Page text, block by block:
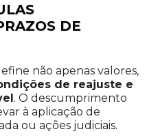
DE
não apenas valores,
de reajuste e
. O descumprimento
à aplicação de
ou ações judiciais.